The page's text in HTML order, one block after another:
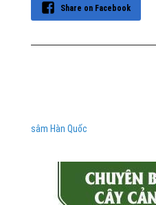
Share on Facebook
sâm Hàn Quốc